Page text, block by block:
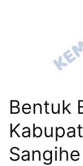
Bentuk
Sangihe